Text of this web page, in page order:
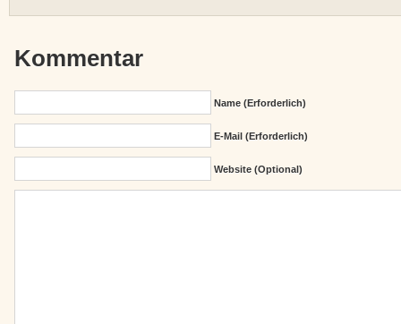
Kommentar
Name (erforderlich)
E-Mail (erforderlich)
Website (Optional)